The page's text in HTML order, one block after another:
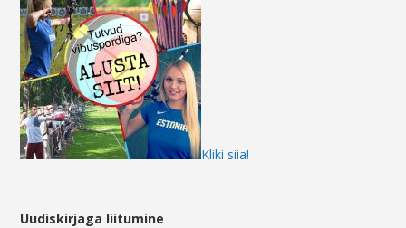
Kliki siia!
Uudiskirjaga liitumine